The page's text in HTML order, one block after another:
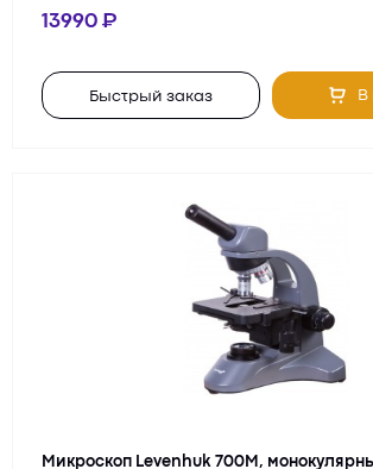
13990
Быстрый заказ В
Микроскоп Levenhuk 700M,